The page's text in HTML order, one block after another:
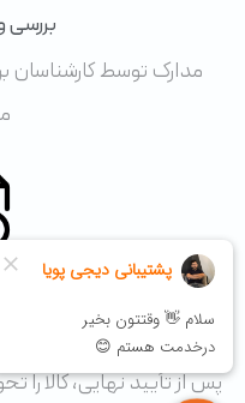
بررسی
مدارک توسط کارشناسان
تحویل
پس از تأیید نهایی، کالا را